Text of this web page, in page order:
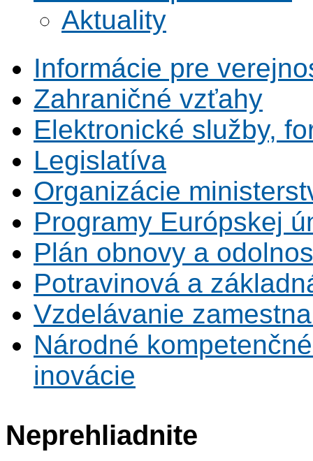
Aktuality
Informácie pre
Zahraničné vzťahy
Elektronické služby,
Legislatíva
Organizácie
Programy Európskej
Plán obnovy a
Potravinová a
Vzdelávanie
Národné
inovácie
Neprehliadnite